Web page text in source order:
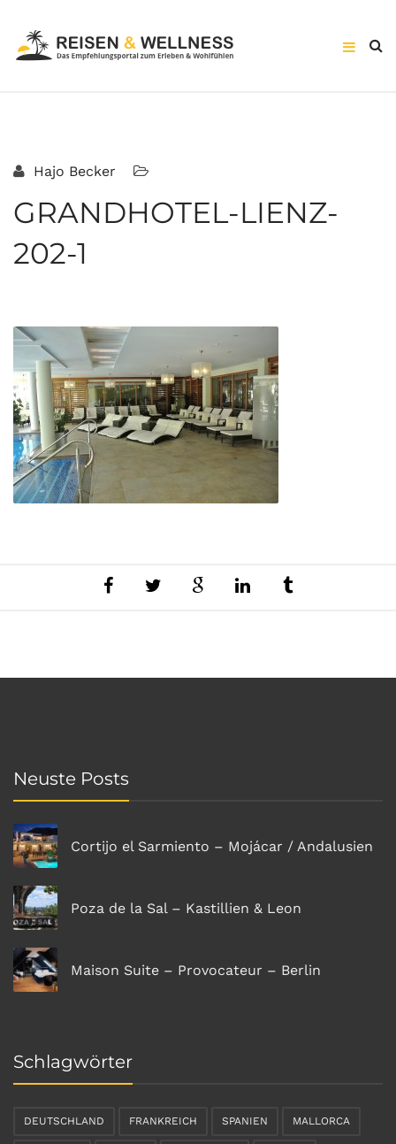
Hajo Becker
GRANDHOTEL-LIENZ-
202-1
Neuste Posts
Cortijo el Sarmiento – Mojácar / Andalusien
Poza de la Sal – Kastillien & Leon
Maison Suite – Provocateur – Berlin
Schlagwörter
DEUTSCHLAND FRANKREICH SPANIEN MALLORCA